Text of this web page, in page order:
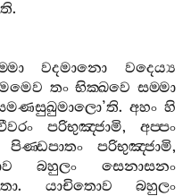
.
වදමානො
වදෙය්‍ය
තං භික‍්ඛවෙ සම‍්මා
’ති.අහං හි
පරිභුඤ‍්ජාමි,අප‍්පං
පිණ‍්ඩපාතං පරිභුඤ‍්ජාමි,
බහුලං
සෙනාසනං
. යාචිතොව
බහුලං